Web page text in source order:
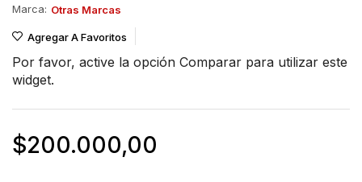
Marca: Otras Marcas
Agregar A Favoritos
Por favor, active la opción Comparar para utilizar este
widget.
$200.000,00